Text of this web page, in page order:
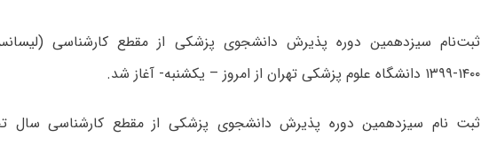
ثبت‌نام سیزدهمین دوره پذیرش دانشجوی پزشکی از مقطع کارشناسی
۱۴۰۰-۱۳۹۹ دانشگاه علوم پزشکی تهران از امروز – یکشنبه- آغاز شد.